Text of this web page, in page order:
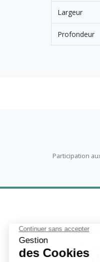
Largeur
Profondeur
Participation